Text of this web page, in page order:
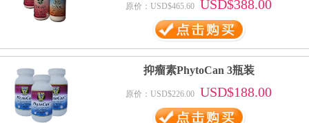
原价：USD$465.60 USD$388.00
抑瘤素PhytoCan 3瓶装
原价：USD$226.00 USD$188.00